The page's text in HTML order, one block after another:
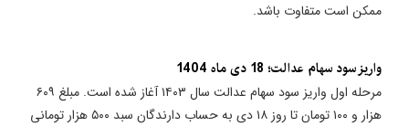
ممکن است متفاوت باشد.
واریز سود سهام عدالت؛ 18 دی ماه 1404
مرحله اول واریز سود سهام عدالت سال ۱۴۰۳ آغاز شده است. مبلغ ۶۰۹
هزار و ۱۰۰ تومان تا روز ۱۸ دی به حساب دارندگان سبد ۵۰۰ هزار تومانی